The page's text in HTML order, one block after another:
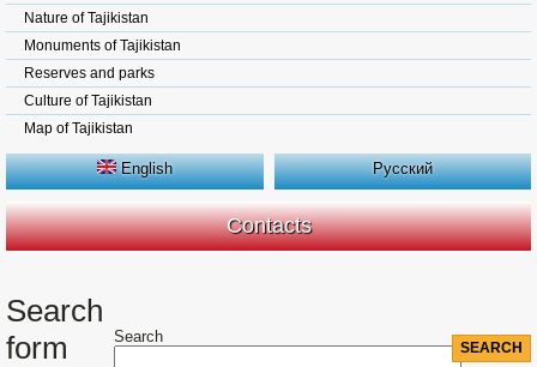
Nature of Tajikistan
Monuments of Tajikistan
Reserves and parks
Culture of Tajikistan
Map of Tajikistan
English Русский
Contacts
Search
form
Search